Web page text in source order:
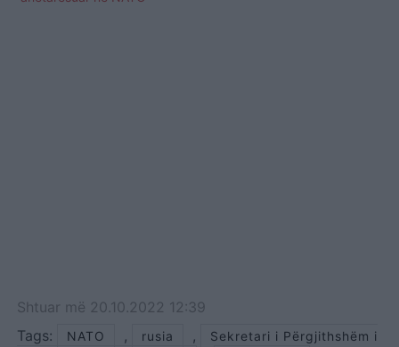
Shtuar më 20.10.2022 12:39
Tags:
NATO , rusia ,
Sekretari i Përgjithshëm i